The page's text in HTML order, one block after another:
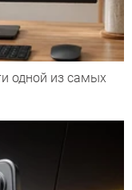
одной из самых